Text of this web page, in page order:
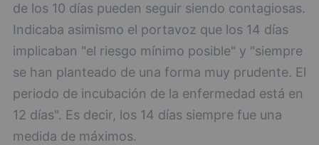
de los 10 días pueden seguir siendo contagiosas.
Indicaba asimismo el portavoz que los 14 días
implicaban "el riesgo mínimo posible" y "siempre
se han planteado de una forma muy prudente. El
periodo de incubación de la enfermedad está en
12 días". Es decir, los 14 días siempre fue una
medida de máximos.